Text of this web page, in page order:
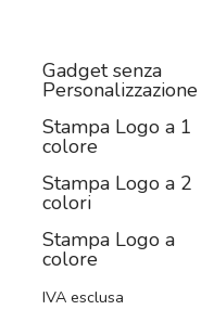
Gadget senza
Personalizzazione
Stampa Logo a 1
colore
Stampa Logo a 2
colori
Stampa Logo a
colore
IVA esclusa